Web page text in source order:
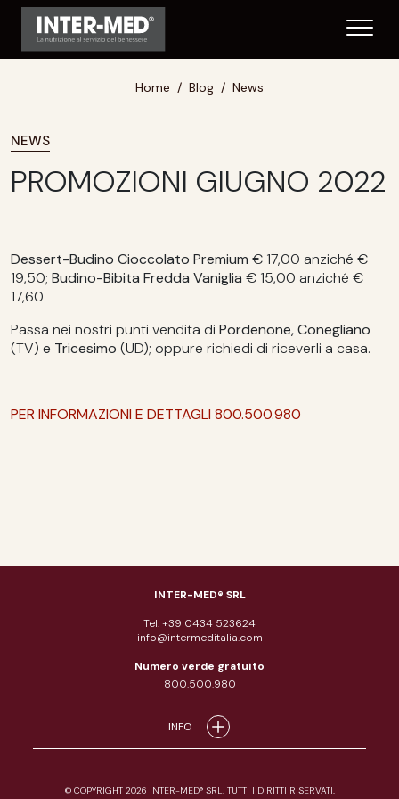
Home Blog News
NEWS
PROMOZIONI GIUGNO 2022
Dessert-Budino Cioccolato Premium € 17,00 anziché €
19,50; Budino-Bibita Fredda Vaniglia € 15,00 anziché €
17,60
Passa nei nostri punti vendita di Pordenone, Conegliano
(TV) e Tricesimo (UD); oppure richiedi di riceverli a casa.
PER INFORMAZIONI E DETTAGLI 800.500.980
INTER-MED® SRL
Tel. +39 0434 523624
info@intermeditalia.com
Numero verde gratuito
800.500.980
INFO
© COPYRIGHT 2026 INTER-MED® SRL. TUTTI I DIRITTI RISERVATI.